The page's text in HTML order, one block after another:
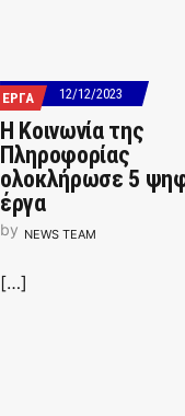
ΕΡΓΑ 12/12/2023
H Κοινωνία της
Πληροφορίας
ολοκλήρωσε 5
έργα
by NEWS TEAM
[…]